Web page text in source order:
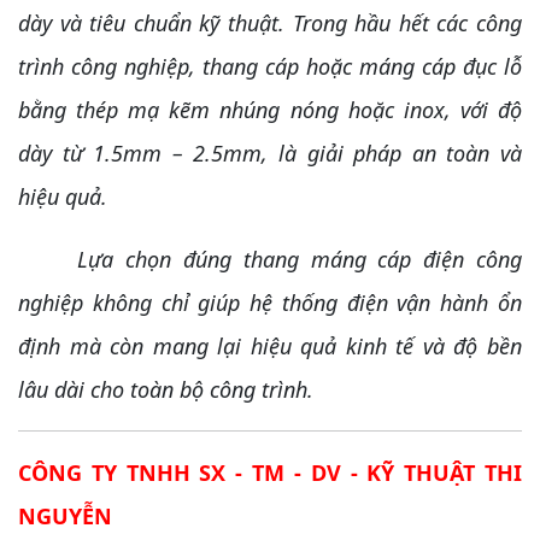
dày và tiêu chuẩn kỹ thuật. Trong hầu hết các công
trình công nghiệp, thang cáp hoặc máng cáp đục lỗ
bằng thép mạ kẽm nhúng nóng hoặc inox, với độ
dày từ 1.5mm – 2.5mm, là giải pháp an toàn và
hiệu quả.
Lựa chọn đúng thang máng cáp điện công
nghiệp không chỉ giúp hệ thống điện vận hành ổn
định mà còn mang lại hiệu quả kinh tế và độ bền
lâu dài cho toàn bộ công trình.
CÔNG TY TNHH SX - TM - DV - KỸ THUẬT THI
NGUYỄN